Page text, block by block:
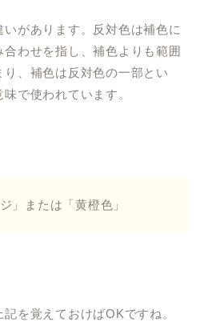
があります。反対色は補色に
わせを指し、補色よりも範囲
、補色は反対色の一部とい
で使われています。
」または「黄橙色」
を覚えておけばOKですね。